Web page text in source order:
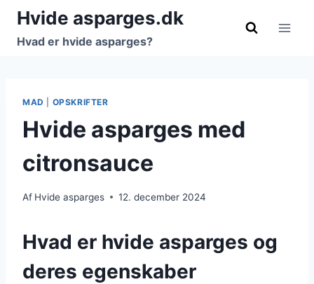
Fortsæt
indhold
Hvide asparges.dk
Hvad er hvide asparges?
MAD OPSKRIFTER
Hvide asparges med
citronsauce
Af Hvide asparges 12. december 2024
Hvad er hvide asparges og
deres egenskaber